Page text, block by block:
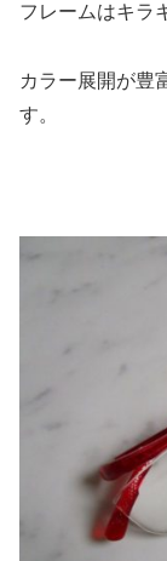
フレームはキラ
カラー展開が豊
す。